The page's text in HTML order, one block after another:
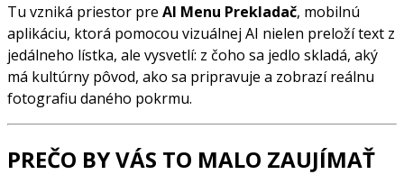
Tu vzniká priestor pre AI Menu Prekladač, mobilnú
aplikáciu, ktorá pomocou vizuálnej AI nielen preloží text z
jedálneho lístka, ale vysvetlí: z čoho sa jedlo skladá, aký
má kultúrny pôvod, ako sa pripravuje a zobrazí reálnu
fotografiu daného pokrmu.
PREČO BY VÁS TO MALO ZAUJÍMAŤ